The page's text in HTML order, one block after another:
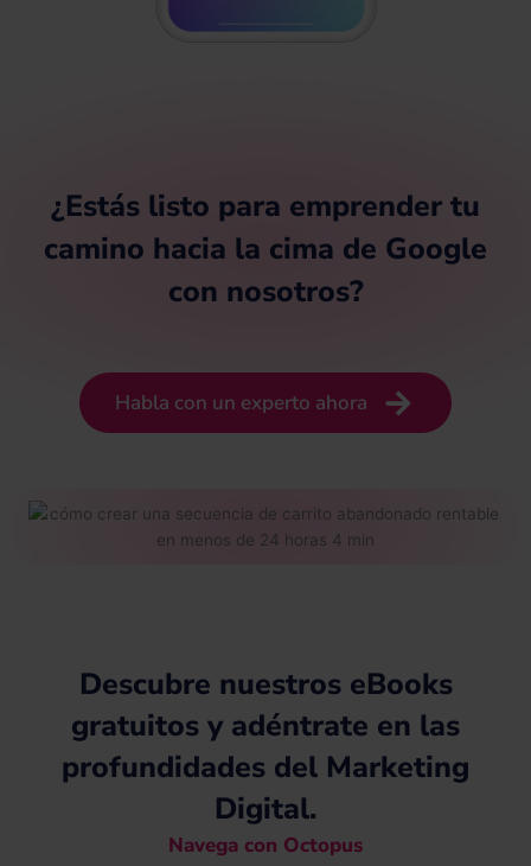
¿Estás listo para emprender tu
camino hacia la cima de Google
con nosotros?
Habla con un experto ahora
Descubre nuestros eBooks
gratuitos y adéntrate en las
profundidades del Marketing
Digital.
Navega con Octopus